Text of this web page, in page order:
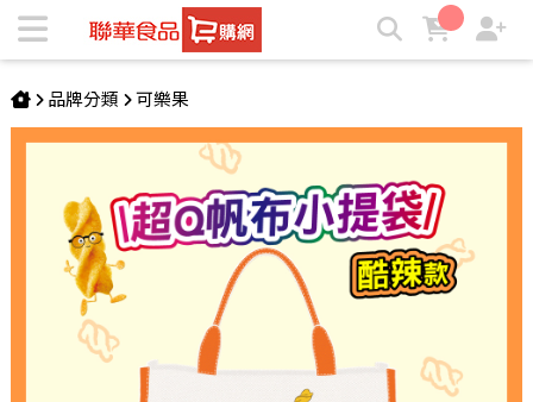
【限量】可樂果-帆布小提袋(酷辣款) | ★聯華食品e購網★
品牌分類 可樂果